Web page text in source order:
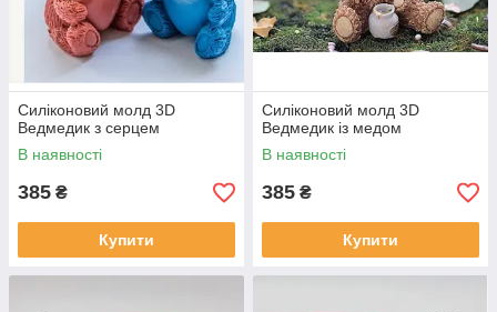
Силіконовий молд 3D
Ведмедик з серцем
В наявності
385 ₴
Купити
Силіконовий молд 3D
Ведмедик із медом
В наявності
385 ₴
Купити